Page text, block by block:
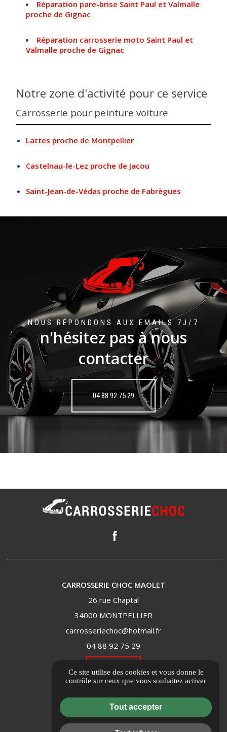
Réparation pare-brise Saint Paul et Valmalle
proche de Gignac
Réparation carrosserie moto Saint Paul et
Valmalle proche de Gignac
Notre zone d'activité pour ce service
Carrosserie pour peinture voiture
Lattes proche de Montpellier
Castelnau-le-Lez proche de Jacou
Saint-Jean-de-Védas proche de Fabrègues
NOUS RÉPONDONS AUX EMAILS 7J/7
n'hésitez pas à nous
contacter
04 88 92 75 29
CARROSSERIE CHOC MAOLET
26 rue Chaptal
34000 MONTPELLIER
carrosseriechoc@hotmail.fr
04 88 92 75 29
ITINÉRAIRE
Informations complémentaires
Politique de confidentialité
Ce site utilise des cookies et vous donne le
contrôle sur ceux que vous souhaitez activer
Tout accepter